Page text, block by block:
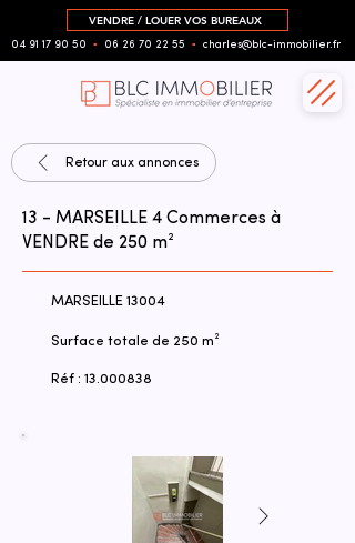
VENDRE / LOUER VOS BUREAUX
04 91 17 90 50 ▪︎ 06 26 70 22 55 ▪︎ charles@blc-immobilier.fr
Retour aux annonces
13 - MARSEILLE 4 Commerces à
VENDRE de 250 m²
MARSEILLE 13004
Surface totale de 250 m²
Réf : 13.000838